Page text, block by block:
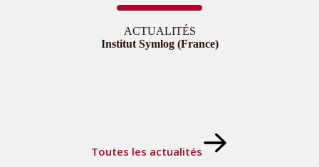
ACTUALITÉS
Institut Symlog (France)
Toutes les actualités